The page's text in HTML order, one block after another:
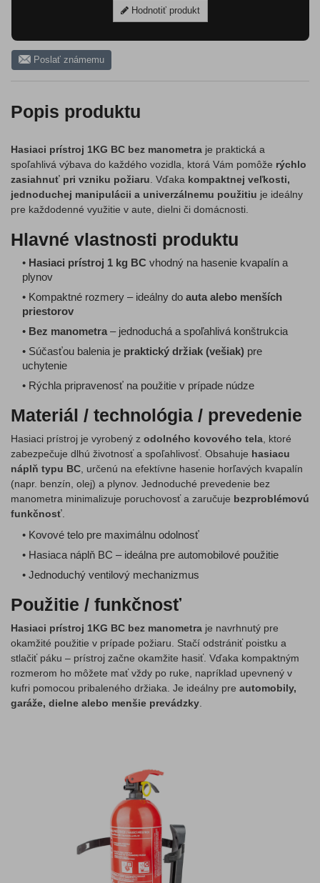
Hodnotiť produkt
Poslať známemu
Popis produktu
Hasiaci prístroj 1KG BC bez manometra je praktická a
spoľahlivá výbava do každého vozidla, ktorá Vám pomôže rýchlo
zasiahnuť pri vzniku požiaru . Vďaka kompaktnej veľkosti,
jednoduchej manipulácii a univerzálnemu použitiu je ideálny
pre každodenné využitie v aute, dielni či domácnosti.
Hlavné vlastnosti produktu
• Hasiaci prístroj 1 kg BC vhodný na hasenie kvapalín a
plynov
• Kompaktné rozmery – ideálny do auta alebo menších
priestorov
• Bez manometra – jednoduchá a spoľahlivá konštrukcia
• Súčasťou balenia je praktický držiak (vešiak) pre
uchytenie
• Rýchla pripravenosť na použitie v prípade núdze
Materiál / technológia / prevedenie
Hasiaci prístroj je vyrobený z odolného kovového tela , ktoré
zabezpečuje dlhú životnosť a spoľahlivosť. Obsahuje hasiacu
náplň typu BC , určenú na efektívne hasenie horľavých kvapalín
(napr. benzín, olej) a plynov. Jednoduché prevedenie bez
manometra minimalizuje poruchovosť a zaručuje bezproblémovú
funkčnosť
• Kovové telo pre maximálnu odolnosť
• Hasiaca náplň BC – ideálna pre automobilové použitie
• Jednoduchý ventilový mechanizmus
Použitie / funkčnosť
Hasiaci prístroj 1KG BC bez manometra je navrhnutý pre
okamžité použitie v prípade požiaru. Stačí odstrániť poistku a
stlačiť páku – prístroj začne okamžite hasiť. Vďaka kompaktným
rozmerom ho môžete mať vždy po ruke, napríklad upevnený v
kufri pomocou pribaleného držiaka. Je ideálny pre automobily,
garáže, dielne alebo menšie prevádzky